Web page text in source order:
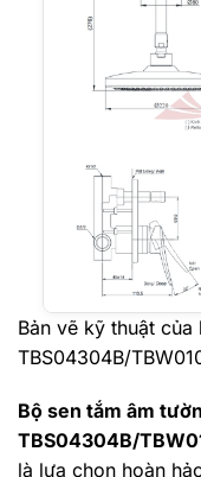
Bản vẽ kỹ thuật
TBS04304B/
Bộ sen tắm âm
TBS04304B/
là lựa chọn hoàn